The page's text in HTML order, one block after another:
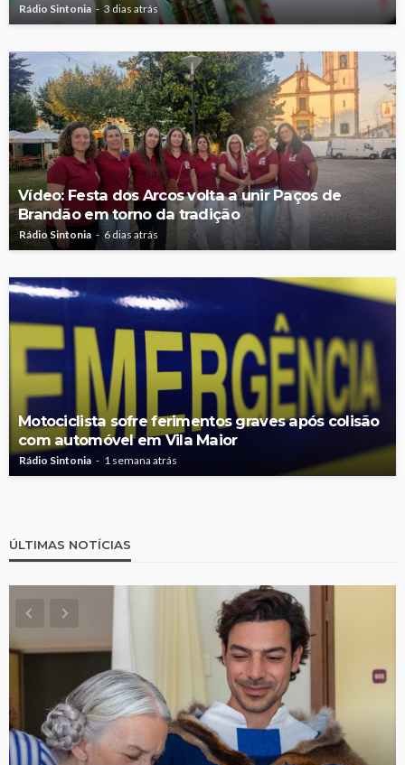
Rádio Sintonia 3 dias atrás
Vídeo: Festa dos Arcos volta a unir Paços de
Brandão em torno da tradição
Rádio Sintonia 6 dias atrás
Motociclista sofre ferimentos graves após colisão
com automóvel em Vila Maior
Rádio Sintonia 1 semana atrás
ÚLTIMAS NOTÍCIAS